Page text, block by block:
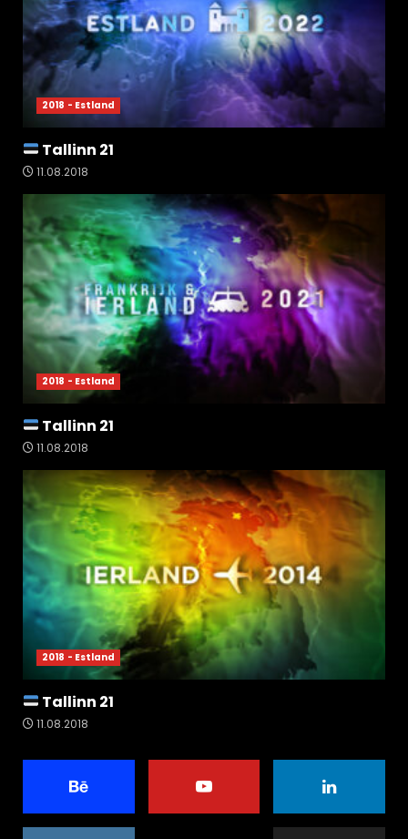
2018 - Estland
Tallinn 21
11.08.2018
2018 - Estland
Tallinn 21
11.08.2018
2018 - Estland
Tallinn 21
11.08.2018